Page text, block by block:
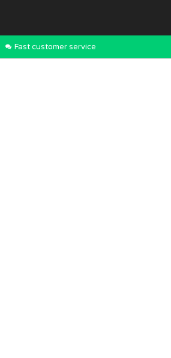
Fast customer service